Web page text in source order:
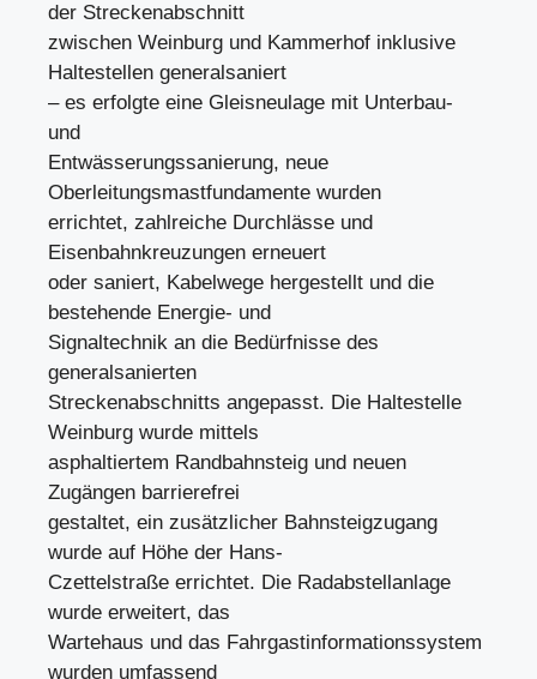
der Streckenabschnitt
zwischen Weinburg und Kammerhof inklusive
Haltestellen generalsaniert
– es erfolgte eine Gleisneulage mit Unterbau-
und
Entwässerungssanierung, neue
Oberleitungsmastfundamente wurden
errichtet, zahlreiche Durchlässe und
Eisenbahnkreuzungen erneuert
oder saniert, Kabelwege hergestellt und die
bestehende Energie- und
Signaltechnik an die Bedürfnisse des
generalsanierten
Streckenabschnitts angepasst. Die Haltestelle
Weinburg wurde mittels
asphaltiertem Randbahnsteig und neuen
Zugängen barrierefrei
gestaltet, ein zusätzlicher Bahnsteigzugang
wurde auf Höhe der Hans-
Czettelstraße errichtet. Die Radabstellanlage
wurde erweitert, das
Wartehaus und das Fahrgastinformationssystem
wurden umfassend